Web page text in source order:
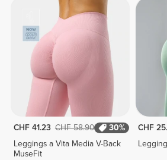
CHF 41.23 CHF 58.90
30%
Leggings a Vita Media V-Back
MuseFit
CHF